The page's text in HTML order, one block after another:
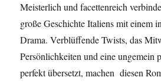
Meisterlich und facettenreich
große Geschichte Italiens mit einem
Drama. Verblüffende Twists, das
Persönlichkeiten und eine ungemein
perfekt übersetzt, machen diesen